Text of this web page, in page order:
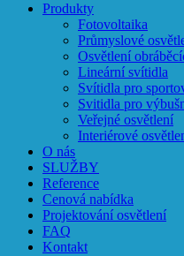
Produkty
Fotovoltaika
Průmyslové
Osvětlení
Lineární svítidla
Svítidla pro
Svitidla pro
Veřejné osvětlení
Interiérové
O nás
SLUŽBY
Reference
Cenová nabídka
Projektování osvětlení
FAQ
Kontakt